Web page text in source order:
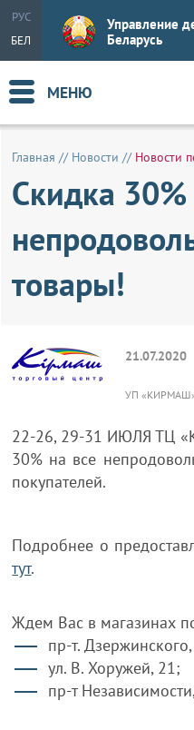
РУС
БЕЛ
Управление
Беларусь
МЕНЮ
Главная // Новости // Новости
Скидка 30%
товары!
21.07.2020
УП
22-26, 29-31 ИЮЛЯ ТЦ
30% на все
покупателей.
Подробнее о
тут.
Ждем Вас в магазинах
пр-т.
ул. В. Хоружей, 21;
пр-т